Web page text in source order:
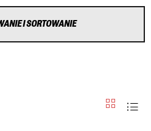
I SORTOWANIE